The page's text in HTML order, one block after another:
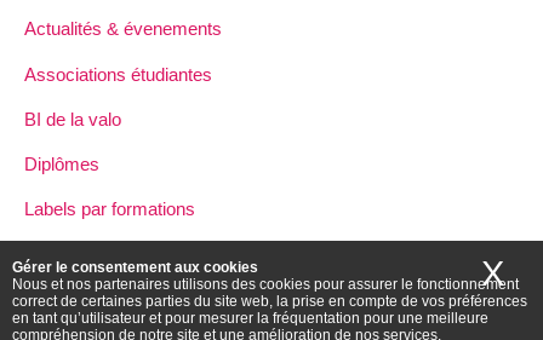
Actualités & évenements
Associations étudiantes
BI de la valo
Diplômes
Labels par formations
P8 dans la presse
Gérer le consentement aux cookies
Nous et nos partenaires utilisons des cookies pour assurer le fonctionnement
correct de certaines parties du site web, la prise en compte de vos préférences
en tant qu’utilisateur et pour mesurer la fréquentation pour une meilleure
compréhension de notre site et une amélioration de nos services.
X